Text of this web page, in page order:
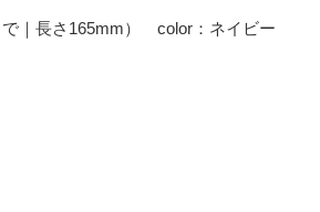
で｜長さ165mm） color：ネイビー